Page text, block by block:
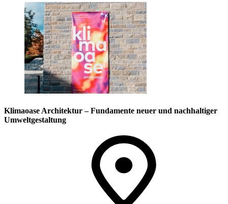
Klimaoase Architektur – Fundamente neuer und nachhaltiger
Umweltgestaltung